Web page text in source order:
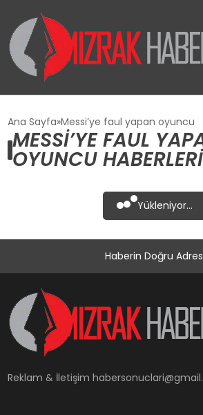
SIYASET
TEKNOLOJI
YAŞAM
Ana Sayfa Messi’ye faul yapan oyuncu
MESSI’YE FAUL
OYUNCU HABERLERI
Yükleniyor...
Haberin Doğru
Reklam & İletişim